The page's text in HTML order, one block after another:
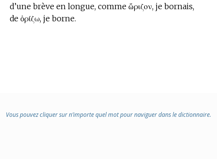
d’une brève en longue, comme ὥριζον, je bornais,
de ὁρίζω, je borne.
Vous pouvez cliquer sur n’importe quel mot pour naviguer dans le dictionnaire.